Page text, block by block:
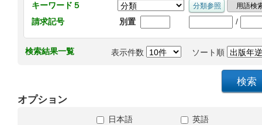
キーワード５
請求記号
別置 /
検索結果一覧 表示件数 ソート順
オプション
日本語
英語